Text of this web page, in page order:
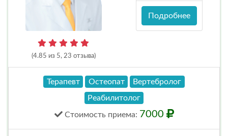
(4.85 из 5, 23 отзыва)
Подробнее
Терапевт Остеопат
Вертебролог
Реабилитолог
Стоимость приема: 7000